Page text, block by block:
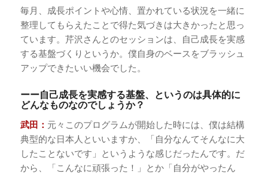
毎月、成長ポイントや心情、置かれている状況を一緒に
整理してもらえたことで得た気づきは大きかったと思っ
ています。芹沢さんとのセッションは、自己成長を実感
する基盤づくりというか。僕自身のベースをブラッシュ
アップできたいい機会でした。
ーー自己成長を実感する基盤、というのは具体的に
どんなものなのでしょうか？
武田： 元々このプログラムが開始した時には、僕は結構
典型的な日本人といいますか、「自分なんてそんなに大
したことないです」というような感じだったんです。だ
から、「こんなに頑張った！」とか「自分がやったん